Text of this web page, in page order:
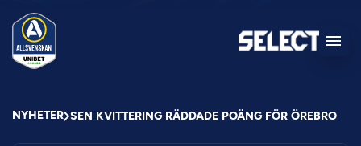
NYHETER SEN KVITTERING RÄDDADE POÄNG FÖR ÖREBRO